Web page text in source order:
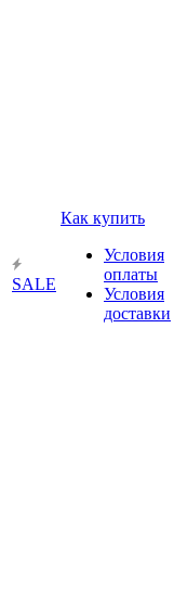
SALE
Как купить
Условия
оплаты
Условия
доставки